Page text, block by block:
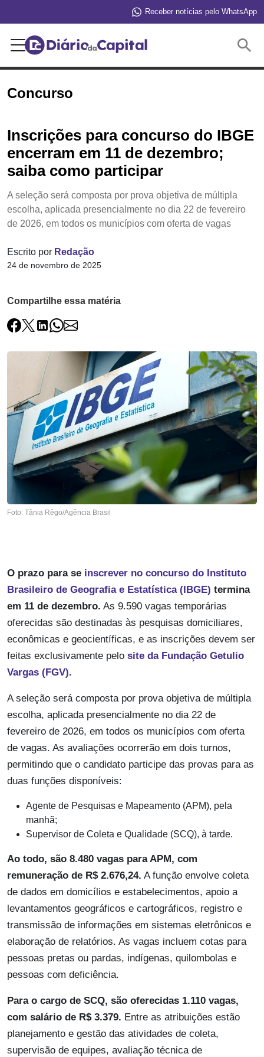
Receber notícias pelo WhatsApp
Concurso
Inscrições para concurso do IBGE
encerram em 11 de dezembro;
saiba como participar
A seleção será composta por prova objetiva de múltipla
escolha, aplicada presencialmente no dia 22 de fevereiro
de 2026, em todos os municípios com oferta de vagas
Escrito por Redação
24 de novembro de 2025
Compartilhe essa matéria
Foto: Tânia Rêgo/Agência Brasil
O prazo para se inscrever no concurso do Instituto
Brasileiro de Geografia e Estatística (IBGE) termina
em 11 de dezembro. As 9.590 vagas temporárias
oferecidas são destinadas às pesquisas domiciliares,
econômicas e geocientíficas, e as inscrições devem ser
feitas exclusivamente pelo site da Fundação Getulio
Vargas (FGV).
A seleção será composta por prova objetiva de múltipla
escolha, aplicada presencialmente no dia 22 de
fevereiro de 2026, em todos os municípios com oferta
de vagas. As avaliações ocorrerão em dois turnos,
permitindo que o candidato participe das provas para as
duas funções disponíveis:
Agente de Pesquisas e Mapeamento (APM), pela
manhã;
Supervisor de Coleta e Qualidade (SCQ), à tarde.
Ao todo, são 8.480 vagas para APM, com
remuneração de R$ 2.676,24. A função envolve coleta
de dados em domicílios e estabelecimentos, apoio a
levantamentos geográficos e cartográficos, registro e
transmissão de informações em sistemas eletrônicos e
elaboração de relatórios. As vagas incluem cotas para
pessoas pretas ou pardas, indígenas, quilombolas e
pessoas com deficiência.
Para o cargo de SCQ, são oferecidas 1.110 vagas,
com salário de R$ 3.379. Entre as atribuições estão
planejamento e gestão das atividades de coleta,
supervisão de equipes, avaliação técnica de